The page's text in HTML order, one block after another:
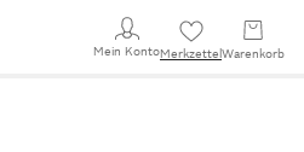
Mein KontoMerkzettel Warenkorb